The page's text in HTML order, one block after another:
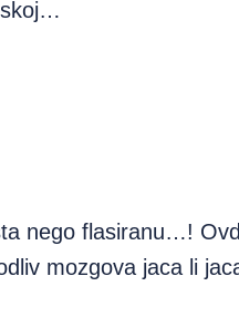
nego flasiranu…!
mozgova jaca li